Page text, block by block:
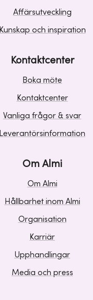
Affärsutveckling
Kunskap och inspiration
Kontaktcenter
Boka möte
Kontaktcenter
Vanliga frågor & svar
Leverantörsinformation
Om Almi
Om Almi
Hållbarhet inom Almi
Organisation
Karriär
Upphandlingar
Media och press